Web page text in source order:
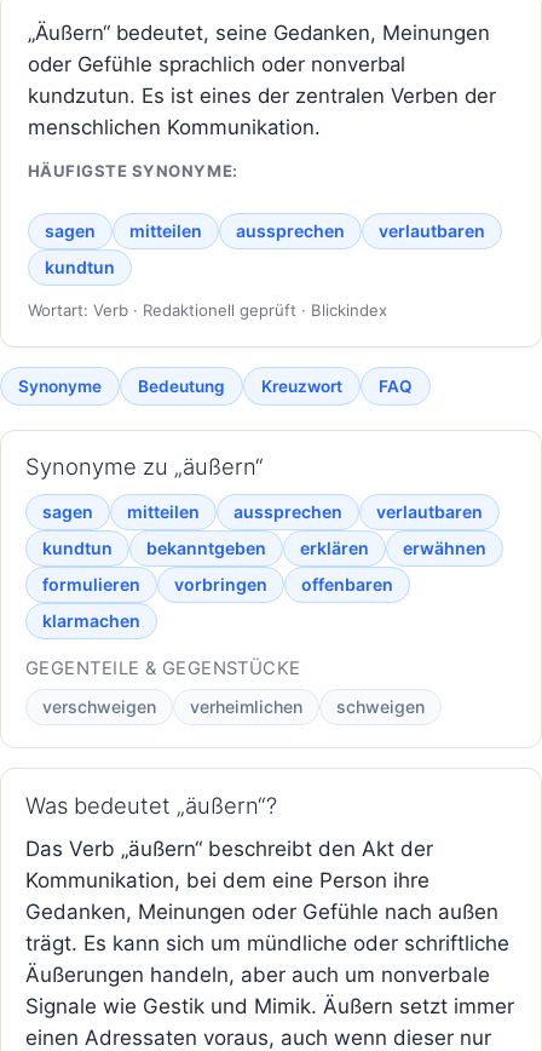
„Äußern“ bedeutet, seine Gedanken, Meinungen
oder Gefühle sprachlich oder nonverbal
kundzutun. Es ist eines der zentralen Verben der
menschlichen Kommunikation.
HÄUFIGSTE SYNONYME:
sagen mitteilen aussprechen
verlautbaren
kundtun
Wortart: Verb · Redaktionell geprüft · Blickindex
Synonyme Bedeutung Kreuzwort FAQ
Synonyme zu „äußern“
sagen mitteilen aussprechen
verlautbaren
kundtun
bekanntgeben erklären
erwähnen
formulieren
vorbringen
offenbaren
klarmachen
GEGENTEILE & GEGENSTÜCKE
verschweigen verheimlichen schweigen
Was bedeutet „äußern“?
Das Verb „äußern“ beschreibt den Akt der
Kommunikation, bei dem eine Person ihre
Gedanken, Meinungen oder Gefühle nach außen
trägt. Es kann sich um mündliche oder schriftliche
Äußerungen handeln, aber auch um nonverbale
Signale wie Gestik und Mimik. Äußern setzt immer
einen Adressaten voraus, auch wenn dieser nur